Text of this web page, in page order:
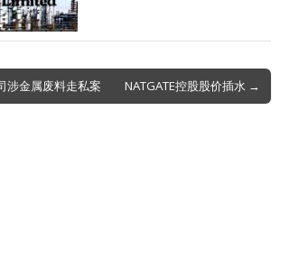
涉金属废料走私案 NATGATE控股股价插水 →